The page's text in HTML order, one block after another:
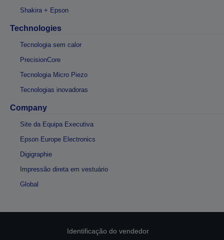
Shakira + Epson
Technologies
Tecnologia sem calor
PrecisionCore
Tecnologia Micro Piezo
Tecnologias inovadoras
Company
Site da Equipa Executiva
Epson Europe Electronics
Digigraphie
Impressão direta em vestuário
Global
Identificação do vendedor